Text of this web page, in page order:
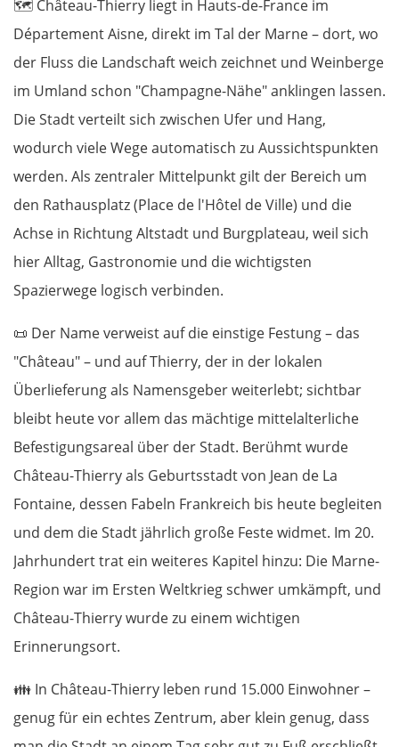
🗺️ Château-Thierry liegt in Hauts-de-France im
Département Aisne, direkt im Tal der Marne – dort, wo
der Fluss die Landschaft weich zeichnet und Weinberge
im Umland schon "Champagne-Nähe" anklingen lassen.
Die Stadt verteilt sich zwischen Ufer und Hang,
wodurch viele Wege automatisch zu Aussichtspunkten
werden. Als zentraler Mittelpunkt gilt der Bereich um
den Rathausplatz (Place de l'Hôtel de Ville) und die
Achse in Richtung Altstadt und Burgplateau, weil sich
hier Alltag, Gastronomie und die wichtigsten
Spazierwege logisch verbinden.
📜 Der Name verweist auf die einstige Festung – das
"Château" – und auf Thierry, der in der lokalen
Überlieferung als Namensgeber weiterlebt; sichtbar
bleibt heute vor allem das mächtige mittelalterliche
Befestigungsareal über der Stadt. Berühmt wurde
Château-Thierry als Geburtsstadt von Jean de La
Fontaine, dessen Fabeln Frankreich bis heute begleiten
und dem die Stadt jährlich große Feste widmet. Im 20.
Jahrhundert trat ein weiteres Kapitel hinzu: Die Marne-
Region war im Ersten Weltkrieg schwer umkämpft, und
Château-Thierry wurde zu einem wichtigen
Erinnerungsort.
👪 In Château-Thierry leben rund 15.000 Einwohner –
genug für ein echtes Zentrum, aber klein genug, dass